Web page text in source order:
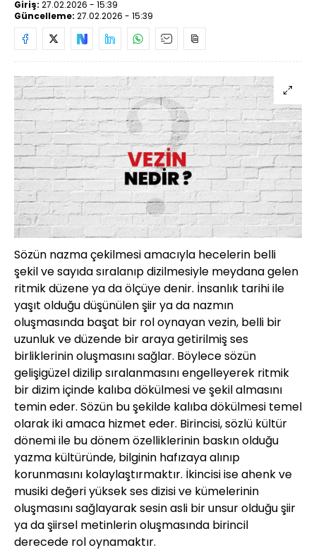
Giriş: 27.02.2026 - 15:39
Güncelleme: 27.02.2026 - 15:39
Sözün nazma çekilmesi amacıyla hecelerin belli
şekil ve sayıda sıralanıp dizilmesiyle meydana gelen
ritmik düzene ya da ölçüye denir. İnsanlık tarihi ile
yaşıt olduğu düşünülen şiir ya da nazmın
oluşmasında başat bir rol oynayan vezin, belli bir
uzunluk ve düzende bir araya getirilmiş ses
birliklerinin oluşmasını sağlar. Böylece sözün
gelişigüzel dizilip sıralanmasını engelleyerek ritmik
bir dizim içinde kalıba dökülmesi ve şekil almasını
temin eder. Sözün bu şekilde kalıba dökülmesi temel
olarak iki amaca hizmet eder. Birincisi, sözlü kültür
dönemi ile bu dönem özelliklerinin baskın olduğu
yazma kültüründe, bilginin hafızaya alınıp
korunmasını kolaylaştırmaktır. İkincisi ise ahenk ve
musiki değeri yüksek ses dizisi ve kümelerinin
oluşmasını sağlayarak sesin asli bir unsur olduğu şiir
ya da şiirsel metinlerin oluşmasında birincil
derecede rol oynamaktır.